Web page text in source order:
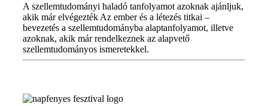
A szellemtudományi haladó tanfolyamot azoknak ajánljuk,
akik már elvégezték Az ember és a létezés titkai –
bevezetés a szellemtudományba alaptanfolyamot, illetve
azoknak, akik már rendelkeznek az alapvető
szellemtudományos ismeretekkel.